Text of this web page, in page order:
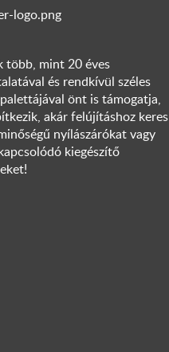
több, mint 20 éves
és rendkívül széles
önt is támogatja,
akár felújításhoz keres
nyílászárókat vagy
kiegészítő